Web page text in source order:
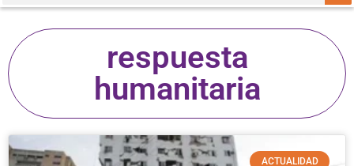
respuesta
humanitaria
ACTUALIDAD